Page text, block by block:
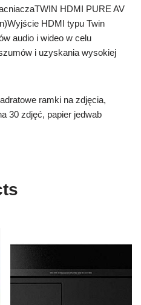
HDMI PURE AV
HDMI typu Twin
audio i wideo w celu
i uzyskania wysokiej
ramki na zdjęcia,
30 zdjęć, papier jedwab